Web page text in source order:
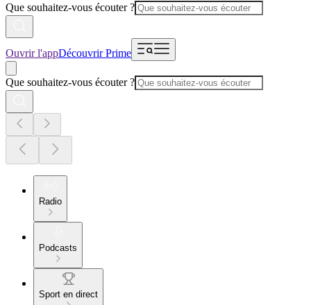
Que souhaitez-vous écouter ?
Ouvrir l'appDécouvrir Prime
Que souhaitez-vous écouter ?
Radio
Podcasts
Sport en direct